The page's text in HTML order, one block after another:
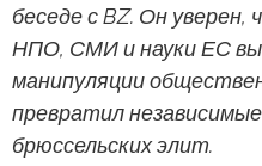
беседе с BZ. Он
НПО, СМИ и науки ЕС
манипуляции
превратил
брюссельских элит.